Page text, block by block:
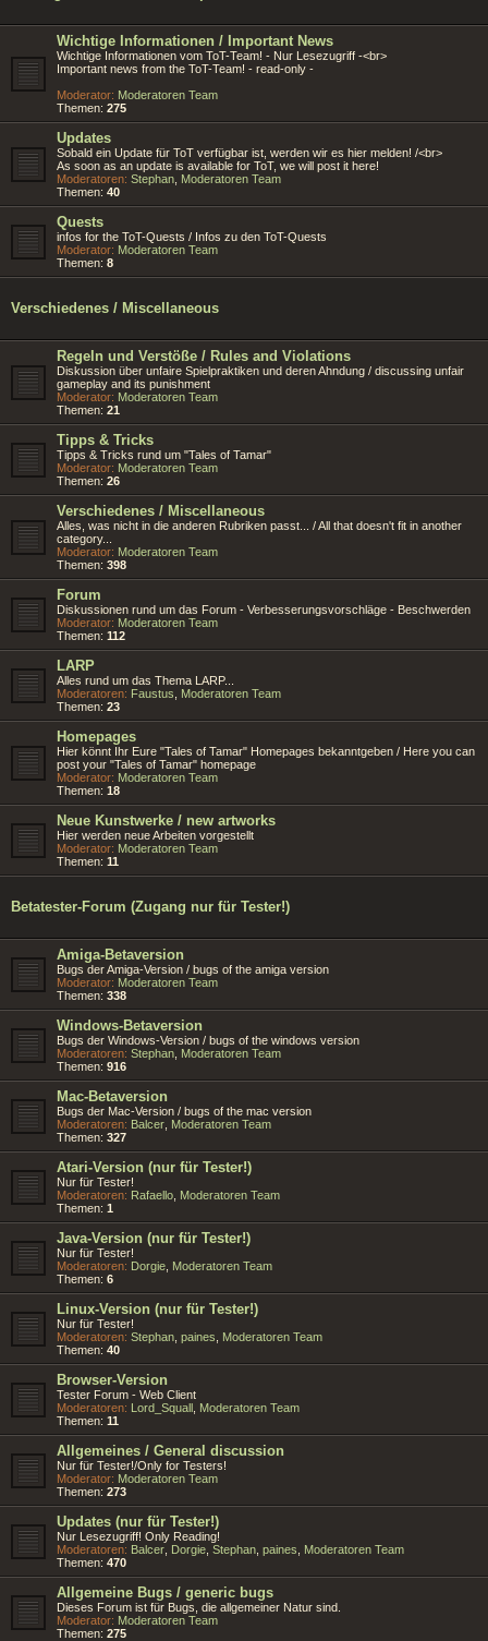
Wichtige Informationen / Important News
Wichtige Informationen vom ToT-Team! - Nur Lesezugriff -<br>
Important news from the ToT-Team! - read-only -
Moderator: Moderatoren Team
Themen: 275
Updates
Sobald ein Update für ToT verfügbar ist, werden wir es hier melden! /<br>
As soon as an update is available for ToT, we will post it here!
Moderatoren: Stephan Moderatoren Team
Themen: 40
Quests
infos for the ToT-Quests / Infos zu den ToT-Quests
Moderator: Moderatoren Team
Themen: 8
Verschiedenes / Miscellaneous
Regeln und Verstöße / Rules and Violations
Diskussion über unfaire Spielpraktiken und deren Ahndung / discussing unfair
gameplay and its punishment
Moderator: Moderatoren Team
Themen: 21
Tipps & Tricks
Tipps & Tricks rund um "Tales of Tamar"
Moderator: Moderatoren Team
Themen: 26
Verschiedenes / Miscellaneous
Alles, was nicht in die anderen Rubriken passt... / All that doesn't fit in another
category...
Moderator: Moderatoren Team
Themen: 398
Forum
Diskussionen rund um das Forum - Verbesserungsvorschläge - Beschwerden
Moderator: Moderatoren Team
Themen: 112
LARP
Alles rund um das Thema LARP...
Moderatoren: Faustus
Moderatoren Team
Themen: 23
Homepages
Hier könnt Ihr Eure "Tales of Tamar" Homepages bekanntgeben / Here you can
post your "Tales of Tamar" homepage
Moderator: Moderatoren Team
Themen: 18
Neue Kunstwerke / new artworks
Hier werden neue Arbeiten vorgestellt
Moderator: Moderatoren Team
Themen: 11
Betatester-Forum (Zugang nur für Tester!)
Amiga-Betaversion
Bugs der Amiga-Version / bugs of the amiga version
Moderator: Moderatoren Team
Themen: 338
Windows-Betaversion
Bugs der Windows-Version / bugs of the windows version
Moderatoren: Stephan Moderatoren Team
Themen: 916
Mac-Betaversion
Bugs der Mac-Version / bugs of the mac version
Moderatoren: Balcer Moderatoren Team
Themen: 327
Atari-Version (nur für Tester!)
Nur für Tester!
Moderatoren: Rafaello Moderatoren Team
Themen: 1
Java-Version (nur für Tester!)
Nur für Tester!
Moderatoren: Dorgie Moderatoren Team
Themen: 6
Linux-Version (nur für Tester!)
Nur für Tester!
Moderatoren: Stephan paines
Moderatoren Team
Themen: 40
Browser-Version
Tester Forum - Web Client
Moderatoren: Lord_Squall Moderatoren Team
Themen: 11
Allgemeines / General discussion
Nur für Tester!/Only for Testers!
Moderator: Moderatoren Team
Themen: 273
Updates (nur für Tester!)
Nur Lesezugriff! Only Reading!
Moderatoren: Balcer Dorgie Stephan paines
Moderatoren Team
Themen: 470
Allgemeine Bugs / generic bugs
Dieses Forum ist für Bugs, die allgemeiner Natur sind.
Moderator: Moderatoren Team
Themen: 275